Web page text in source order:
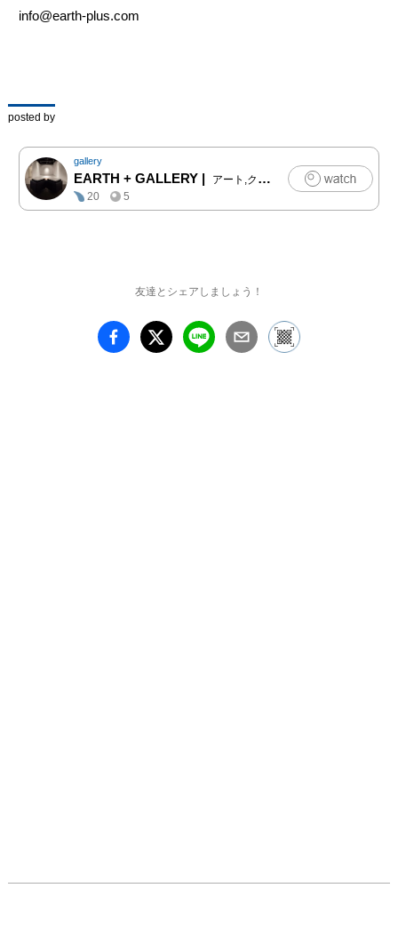
して高齢者の現場に関わ
ラリーでも作品を発表す
るなど、活動の幅を広げ
ています。
本展の核となる「紙の
樹」は、風や光を受けて
ます。日常の中で当たり
と向き合い、その儚さや
強さを問いかける試みで
info@earth-plus.com
posted by
gallery
EARTH + GALLERY |
アート,クラフト,ファッション,写真,建築
20
5
友達とシェアしましょう！